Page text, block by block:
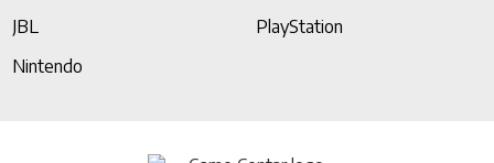
JBL
PlayStation
Nintendo